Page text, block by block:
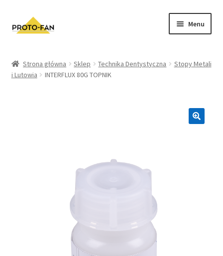
Menu
Kursy Stomatologiczne
Polityka prywatności
Strona główna Sklep Technika Dentystyczna
Stopy Metali
i Lutowia
INTERFLUX 80G TOPNIK